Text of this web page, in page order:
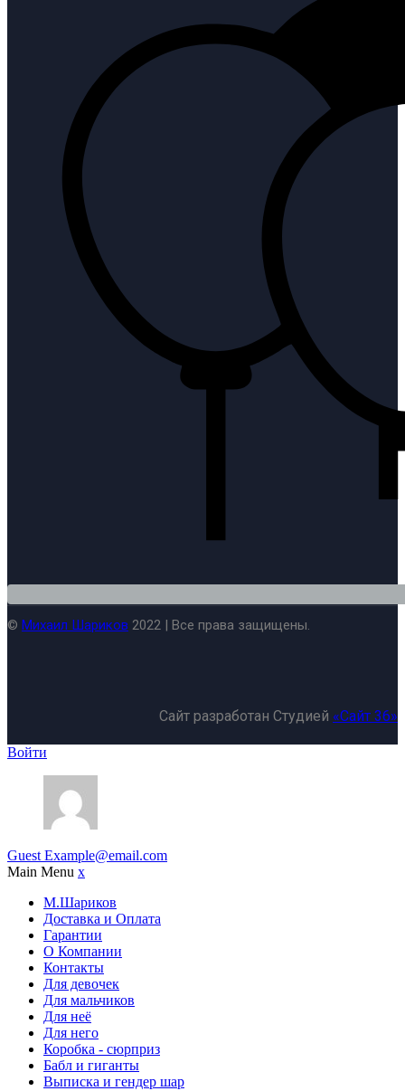
© Михаил Шариков 2022 | Все права защищены.
Сайт разработан Студией «Сайт 36»
Войти
Guest Example@email.com
Main Menu x
М.Шариков
Доставка и Оплата
Гарантии
О Компании
Контакты
Для девочек
Для мальчиков
Для неё
Для него
Коробка - сюрприз
Бабл и гиганты
Выписка и гендер шар